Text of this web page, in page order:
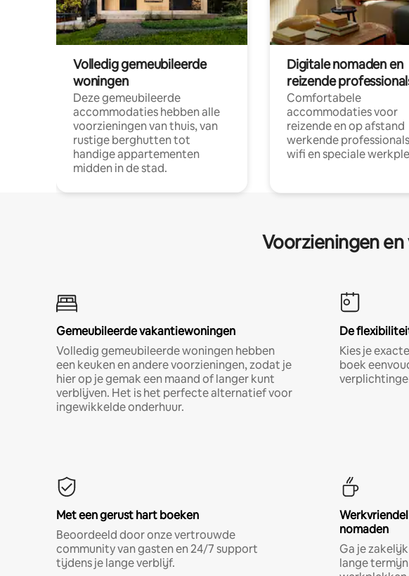
Volledig gemeubileerde
woningen
Deze gemeubileerde
accommodaties hebben alle
voorzieningen van thuis, van
rustige berghutten tot
handige appartementen
midden in de stad.
Digitale nomaden en
reizende
Comfortabele
accommodaties voor
reizende en op afstand
werkende
wifi en speciale
Voorzieningen
Gemeubileerde vakantiewoningen
Volledig gemeubileerde woningen hebben
een keuken en andere voorzieningen, zodat je
hier op je gemak een maand of langer kunt
verblijven. Het is het perfecte alternatief voor
ingewikkelde onderhuur.
De
Kies je
boek
Met een gerust hart boeken
Beoordeeld door onze vertrouwde
community van gasten en 24/7 support
tijdens je lange verblijf.
nomaden
Ga je
lange